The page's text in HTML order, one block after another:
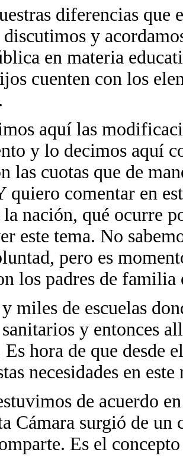
diferencias que
discutimos y
en materia
cuenten con los
aquí las
y lo decimos aquí
las cuotas que de
quiero comentar en
la nación, qué ocurre
este tema. No
pero es
los padres de
miles de escuelas
y entonces
Es hora de que desde
necesidades en
de acuerdo
Cámara surgió de
Es el